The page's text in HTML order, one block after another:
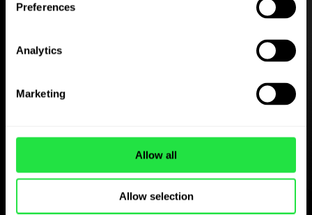
Preferences
Analytics
Marketing
Allow all
Allow selection
și înregistrați-vă în câteva
Schimbați în aplicație